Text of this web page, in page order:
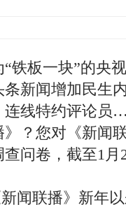
板一块”的央
新闻增加民生
连线特约评论
？您对《新闻
问卷，截至1
联播》新年以